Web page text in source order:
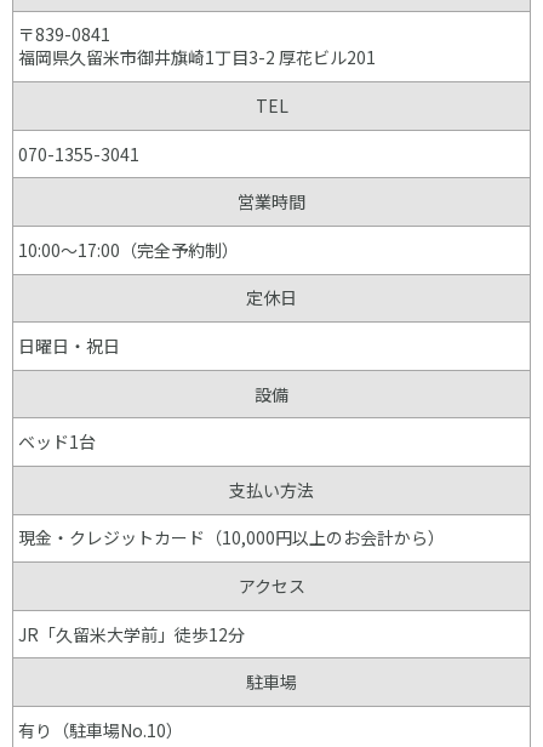
〒839-0841
福岡県久留米市御井旗崎1丁目3-2 厚花ビル201
TEL
070-1355-3041
営業時間
10:00～17:00（完全予約制）
定休日
日曜日・祝日
設備
ベッド1台
支払い方法
現金・クレジットカード（10,000円以上のお会計から）
アクセス
JR「久留米大学前」徒歩12分
駐車場
有り（駐車場No.10）